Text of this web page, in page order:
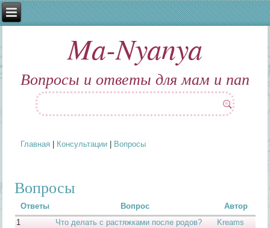
Ma-Nyanya
Вопросы и ответы для мам и пап
Вы здесь
Главная| Консультации| Вопросы
Вопросы
Ответы Вопрос
Автор
1
Что делать с растяжками после родов?
Kreams